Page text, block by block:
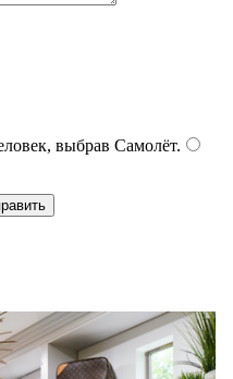
выбрав Самолёт.